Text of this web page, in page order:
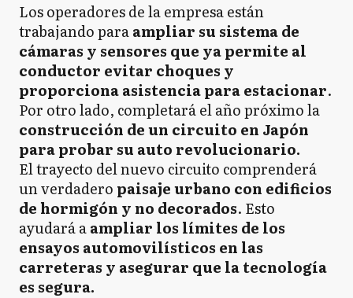
Los operadores de la empresa están
trabajando paraampliar su sistema de
cámaras y sensores que ya permite al
conductor evitar choques y
proporciona asistencia para estacionar.
Por otro lado, completará el año próximo la
construcción de un circuito en Japón
para probar su auto revolucionario.
El trayecto del nuevo circuito comprenderá
un verdadero paisaje urbano con edificios
de hormigón y no decorados. Esto
ayudará aampliar los límites de los
ensayos automovilísticos en las
carreteras y asegurar que la tecnología
es segura.